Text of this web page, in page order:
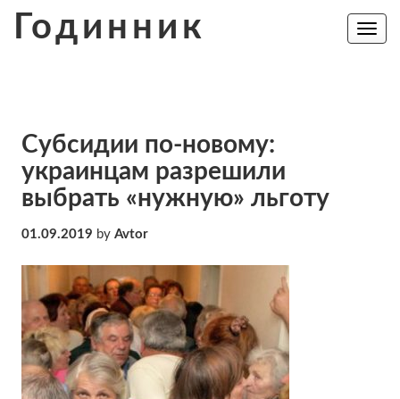
Годинник
Toggle
Субсидии по-новому:
украинцам разрешили
выбрать «нужную» льготу
01.09.2019 by Avtor